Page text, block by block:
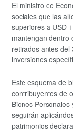
El ministro de
sociales que las
superiores a USD
mantengan dentro
retirados antes del
inversiones
Este esquema de
contribuyentes de
Bienes
seguirán
patrimonios